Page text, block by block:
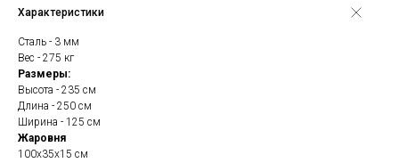
Характеристики
Сталь - 3 мм
Вес - 275 кг
Размеры:
Высота - 235 см
Длина - 250 см
Ширина - 125 см
Жаровня
100х35х15 см